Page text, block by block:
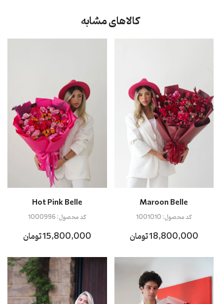
کالاهای مشابه
Maroon Belle
18,800,000 تومان
کد محصول:1001010
Hot Pink Belle
15,800,000 تومان
کد محصول:1000996